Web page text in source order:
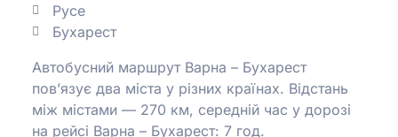
Русе
Бухарест
Автобусний маршрут Варна – Бухарест
пов’язує два міста у різних країнах. Відстань
між містами — 270 км, середній час у дорозі
на рейсі Варна – Бухарест: 7 год.